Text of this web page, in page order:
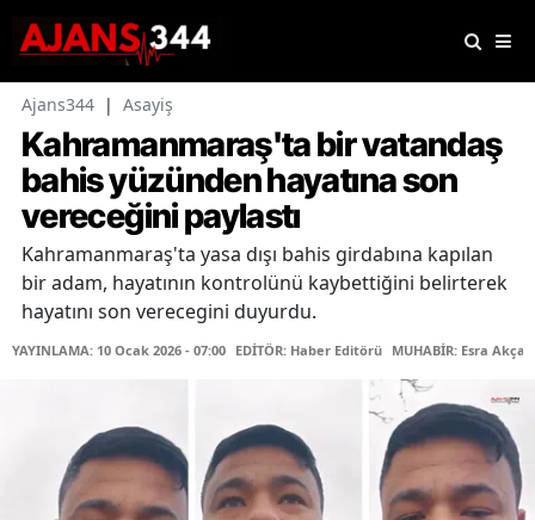
Ajans344 | Asayiş
Kahramanmaraş'ta bir vatandaş
bahis yüzünden hayatına son
vereceğini paylastı
Kahramanmaraş'ta yasa dışı bahis girdabına kapılan
bir adam, hayatının kontrolünü kaybettiğini belirterek
hayatını son verecegini duyurdu.
YAYINLAMA: 10 Ocak 2026 - 07:00 EDİTÖR: Haber Editörü MUHABİR: Esra